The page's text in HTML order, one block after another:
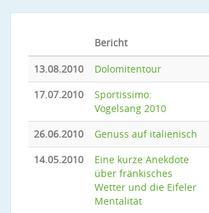
Bericht
13.08.2010
Dolomitentour
17.07.2010
Sportissimo:
Vogelsang 2010
26.06.2010 Genuss auf italienisch
14.05.2010
Eine kurze Anekdote
über fränkisches
Wetter und die Eifeler
Mentalität